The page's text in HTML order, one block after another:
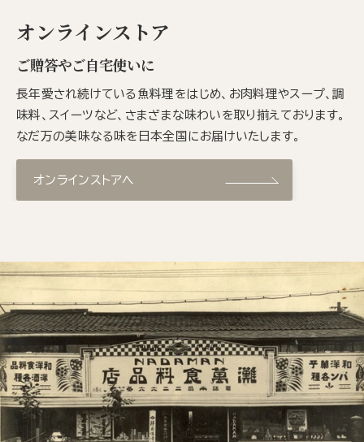
オンラインストア
ご贈答やご自宅使いに
長年愛され続けている魚料理をはじめ、お肉料理やスープ、調
味料、スイーツなど、さまざまな味わいを取り揃えております。
なだ万の美味なる味を日本全国にお届けいたします。
オンラインストアへ